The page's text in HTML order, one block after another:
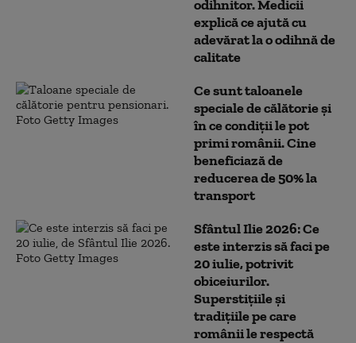
odihnitor. Medicii
explică ce ajută cu
adevărat la o odihnă de
calitate
Ce sunt taloanele
speciale de călătorie și
în ce condiții le pot
primi românii. Cine
beneficiază de
reducerea de 50% la
transport
Sfântul Ilie 2026: Ce
este interzis să faci pe
20 iulie, potrivit
obiceiurilor.
Superstițiile și
tradițiile pe care
românii le respectă